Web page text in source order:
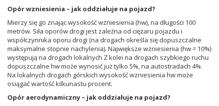
Opór wzniesienia – jak oddziałuje na pojazd?
Mierzy się go znając wysokość wzniesienia (hw), na długości 100
metrów. Siła oporów drogi jest zależna od ciężaru pojazdu i
współczynnika oporu drogi (na drogach określa się dopuszczalne
maksymalne stopnie nachylenia). Największe wzniesienia (hw = 10%)
występują na drogach lokalnych Z kolei na drogach szybkiego ruchu
dopuszczalne hw może wynosić już tylko 5%, na autostradach 4%.
Na lokalnych drogach górskich wysokość wzniesienia hw może
osiągać wartość kilkunastu procent.
Opór aerodynamiczny – jak oddziałuje na pojazd?